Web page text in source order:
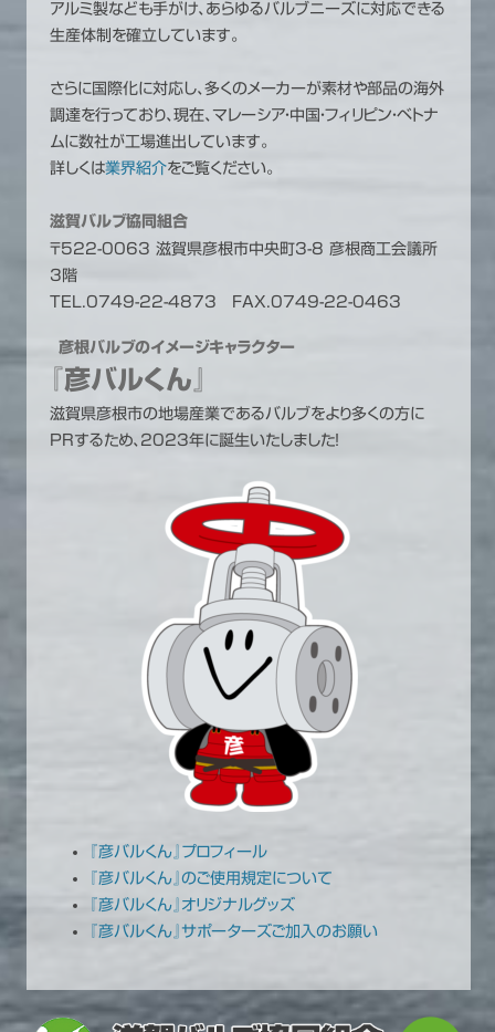
アルミ製なども手がけ、あらゆるバルブニーズに対応できる
生産体制を確立しています。
さらに国際化に対応し、多くのメーカーが素材や部品の海外
調達を行っており、現在、マレーシア・中国・フィリピン・ベトナ
ムに数社が工場進出しています。
詳しくは業界紹介をご覧ください。
滋賀バルブ協同組合
〒522-0063 滋賀県彦根市中央町3-8 彦根商工会議所
3階
TEL.0749-22-4873 FAX.0749-22-0463
彦根バルブのイメージキャラクター
『彦バルくん』
滋賀県彦根市の地場産業であるバルブをより多くの方に
PRするため、2023年に誕生いたしました！
『彦バルくん』プロフィール
『彦バルくん』のご使用規定について
『彦バルくん』オリジナルグッズ
『彦バルくん』サポーターズご加入のお願い